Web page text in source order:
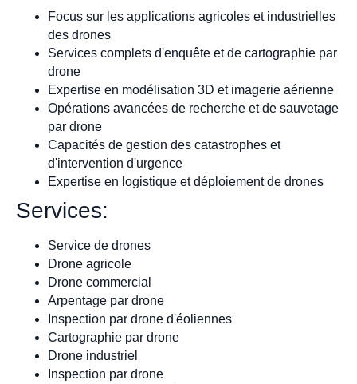
Focus sur les applications agricoles et industrielles
des drones
Services complets d'enquête et de cartographie par
drone
Expertise en modélisation 3D et imagerie aérienne
Opérations avancées de recherche et de sauvetage
par drone
Capacités de gestion des catastrophes et
d'intervention d'urgence
Expertise en logistique et déploiement de drones
Services:
Service de drones
Drone agricole
Drone commercial
Arpentage par drone
Inspection par drone d'éoliennes
Cartographie par drone
Drone industriel
Inspection par drone